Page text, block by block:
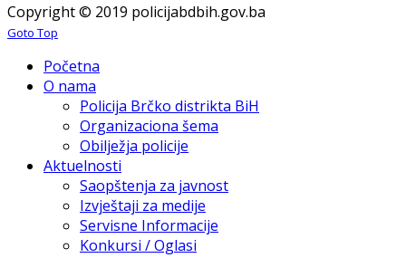
Copyright © 2019 policijabdbih.gov.ba
Goto Top
Početna
O nama
Policija Brčko distrikta BiH
Organizaciona šema
Obilježja policije
Aktuelnosti
Saopštenja za javnost
Izvještaji za medije
Servisne Informacije
Konkursi / Oglasi